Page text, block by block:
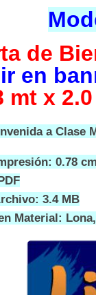
de
en
mt x
a Clase
0.78
3.4 MB
Material: